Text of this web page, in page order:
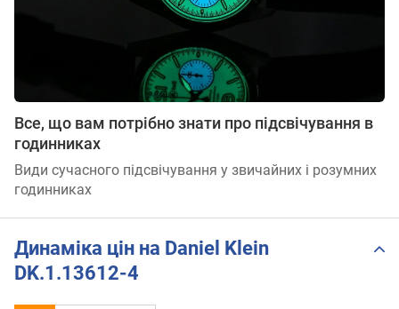
Все, що вам потрібно знати про підсвічування в
годинниках
Види сучасного підсвічування у звичайних і розумних
годинниках
Динаміка цін на Daniel Klein
DK.1.13612-4